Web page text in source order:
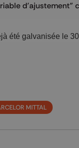
d'ajustement"
été galvanisée le
MITTAL